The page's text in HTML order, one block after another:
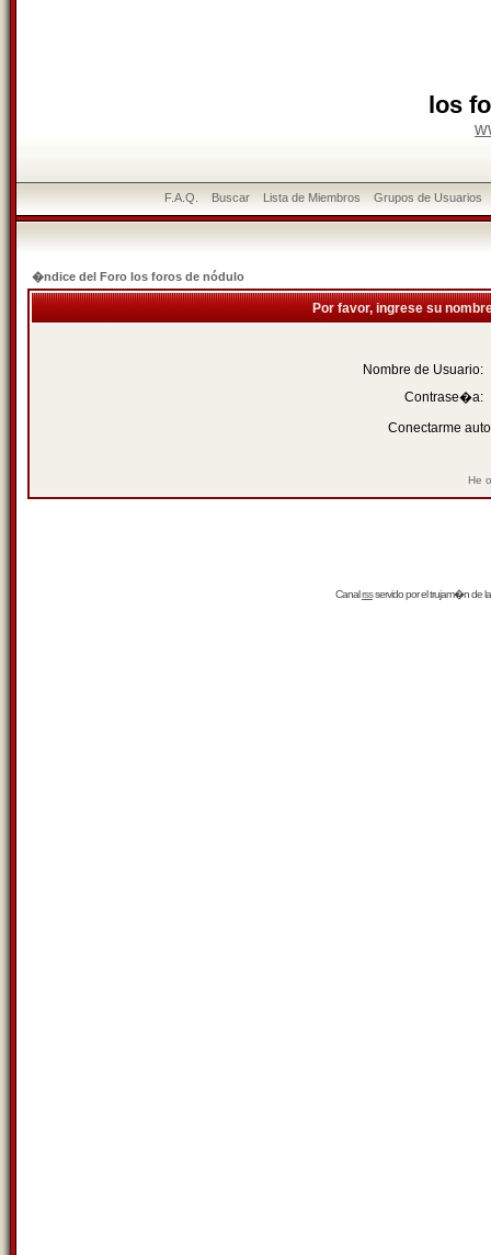
los
F.A.Q. Buscar Lista de Miembros Grupos de Usuarios
�ndice del Foro los foros de nódulo
Por favor, ingrese su
Nombre de Usuario:
Contrase�a:
Conectarme
He
Canalrssservido por eltrujam�nde